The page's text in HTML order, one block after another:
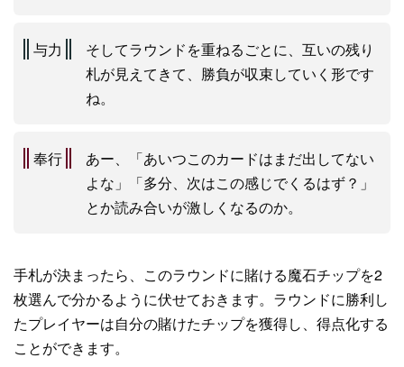
与力
そしてラウンドを重ねるごとに、互いの残り
札が見えてきて、勝負が収束していく形です
ね。
奉行
あー、「あいつこのカードはまだ出してない
よな」「多分、次はこの感じでくるはず？」
とか読み合いが激しくなるのか。
手札が決まったら、このラウンドに賭ける魔石チップを2
枚選んで分かるように伏せておきます。ラウンドに勝利し
たプレイヤーは自分の賭けたチップを獲得し、得点化する
ことができます。